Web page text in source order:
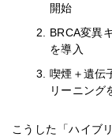
開始
BRCA変異
を導入
喫煙＋遺伝
リーニング
こうした「ハイブ